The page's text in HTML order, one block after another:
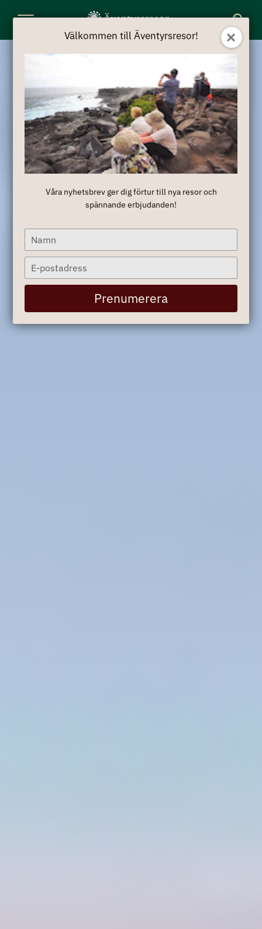
Välkommen till Äventyrsresor!
Våra nyhetsbrev ger dig förtur till nya resor och
spännande erbjudanden!
Type
your
name
Type
your
email
Prenumerera